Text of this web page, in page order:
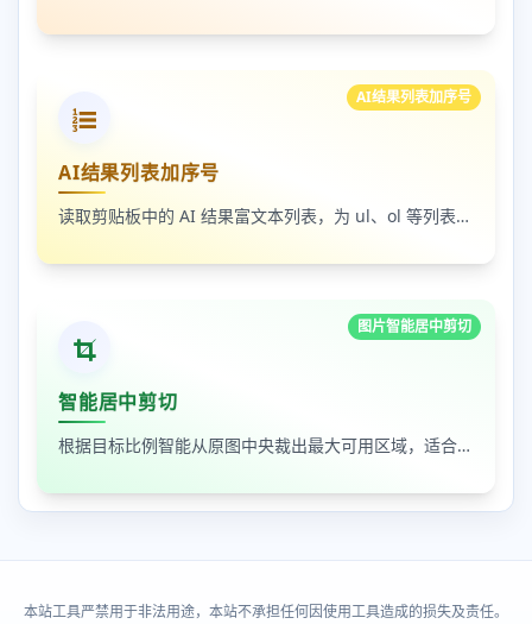
AI结果列表加序号
AI结果列表加序号
读取剪贴板中的 AI 结果富文本列表，为 ul、ol 等列表自动补 1-N 序号，支持富文本和纯文本输出
图片智能居中剪切
智能居中剪切
根据目标比例智能从原图中央裁出最大可用区域，适合封面图、缩略图和平台尺寸适配
本站工具严禁用于非法用途，本站不承担任何因使用工具造成的损失及责任。